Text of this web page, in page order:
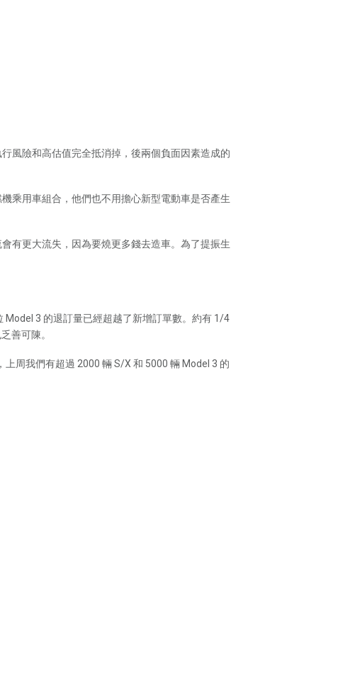
風險和高估值完全抵消掉，後兩個負面因素造成的
乘用車組合，他們也不用擔心新型電動車是否產生
有更大流失，因為要燒更多錢去造車。為了提振生
3 的退訂量已經超越了新增訂單數。約有 1/4
善可陳。
周我們有超過 2000 輛 S/X 和 5000 輛 Model 3 的